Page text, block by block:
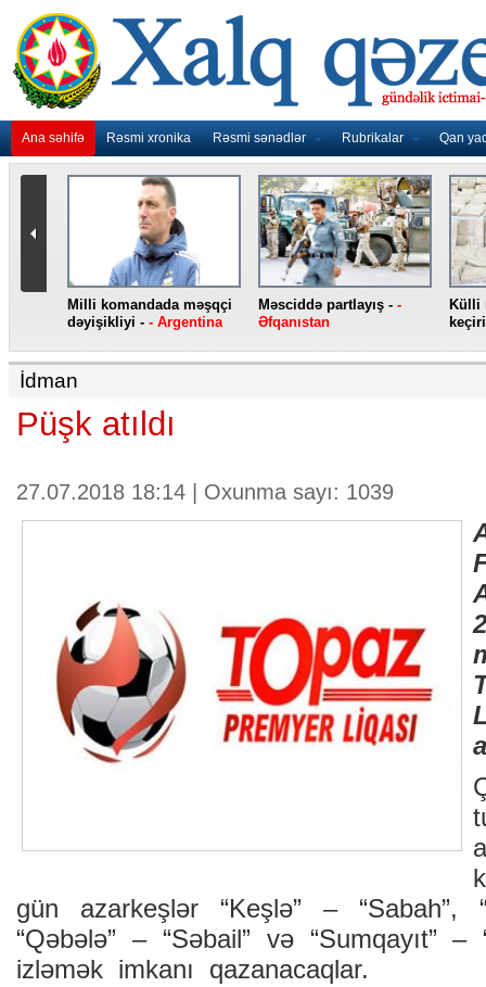
Ana səhifə Rəsmi xronika Rəsmi sənədlər Rubrikalar Qan
Milli komandada məşqçi
dəyişikliyi - - Argentina
Məsciddə partlayış - -
Əfqanıstan
Külli
İdman
Püşk atıldı
27.07.2018 18:14 | Oxunma sayı: 1039
gün azarkeşlər “Keşlə” – “Sabah”,
“Qəbələ” – “Səbail” və “Sumqayıt”
izləmək imkanı qazanacaqlar.